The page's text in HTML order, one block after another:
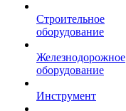
Строительное
оборудование
Железнодорожное
оборудование
Инструмент